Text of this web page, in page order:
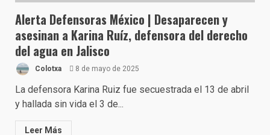
Alerta Defensoras México | Desaparecen y
asesinan a Karina Ruíz, defensora del derecho
del agua en Jalisco
Colotxa 8 de mayo de 2025
La defensora Karina Ruiz fue secuestrada el 13 de abril
y hallada sin vida el 3 de...
Leer Más